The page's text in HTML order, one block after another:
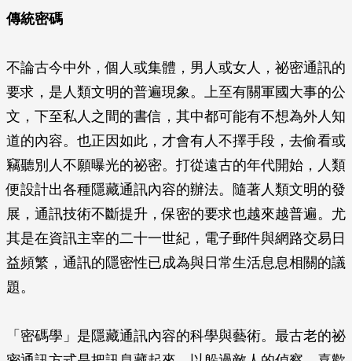
傳統密碼
不論古今中外，個人或集體，男人或女人，祕密通訊的
要求，是人類文明的普遍現象。上至有關軍國大事的公
文，下至私人之間的書信，其中都可能有不想為外人知
道的內容。也正因如此，才會有人不擇手段，去偷看或
竊聽別人不願曝光的祕密。打從遠古的年代開始，人類
便設計出各種隱藏通訊內容的辦法。隨著人類文明的發
展，通訊技術不斷提升，保密的要求也越來越普遍。尤
其是在資訊主宰的二十一世紀，電子郵件與網路交易日
益頻繁，通訊的隱密性已成為與日常生活息息相關的議
題。
「密碼學」是隱藏通訊內容的科學與藝術。最古老的祕